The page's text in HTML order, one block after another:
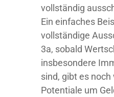
vollständig
Ein einfaches
vollständige
3a, sobald
insbesondere
sind, gibt es noch
Potentiale um